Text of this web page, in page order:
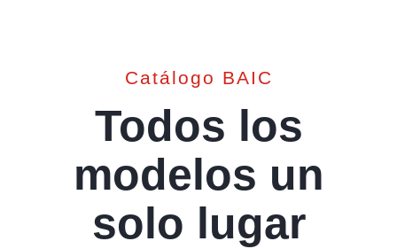
Catálogo BAIC
Todos los
modelos un
solo lugar